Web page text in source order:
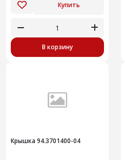
Купить
В корзину
Крышка 94.3701400-04